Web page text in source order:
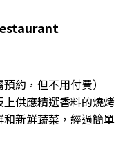
約，但不用付費）
供應精選香料的燒烤
新鮮蔬菜，經過簡單